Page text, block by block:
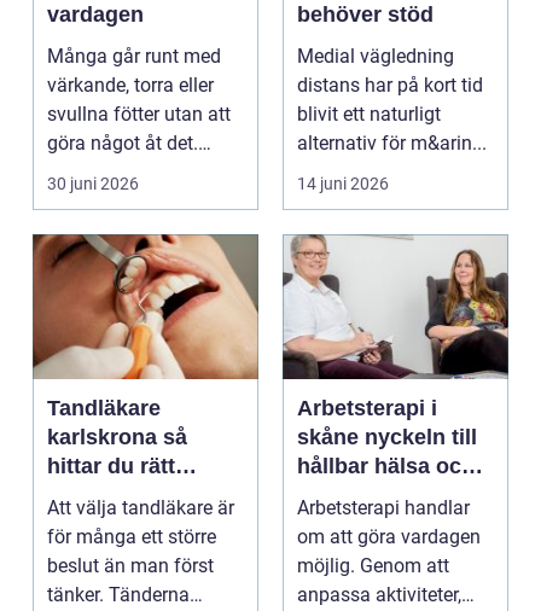
vardagen
Många går runt med
värkande, torra eller
svullna fötter utan att
göra något åt det.
Fötterna bär hel...
30 juni 2026
behöver stöd
Medial vägledning
distans har på kort tid
blivit ett naturligt
alternativ för m&arin...
14 juni 2026
Tandläkare
karlskrona så
hittar du rätt
tandvård nära dig
Att välja tandläkare är
för många ett större
beslut än man först
tänker. Tänderna
Arbetsterapi i
skåne nyckeln till
hållbar hälsa och
arbete
Arbetsterapi handlar
om att göra vardagen
möjlig. Genom att
anpassa aktiviteter,